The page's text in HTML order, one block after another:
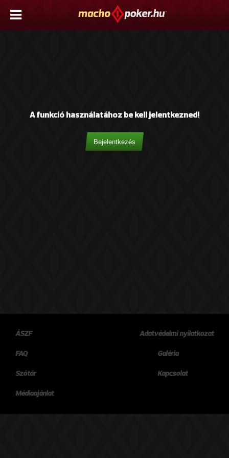
A funkció használatához be kell jelentkezned!
Bejelentkezés
ÁSZF Adatvédelmi nyilatkozat
FAQ Galéria
Szótár Kapcsolat
Médiaajánlat